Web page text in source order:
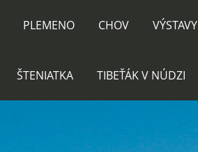
PLEMENO CHOV VÝSTAVY
ŠTENIATKA TIBEŤÁK V NÚDZI